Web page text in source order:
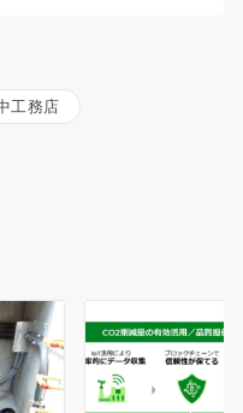
工務店